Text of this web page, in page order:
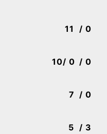
11 / 0
10/ 0 / 0
7 / 0
5 / 3